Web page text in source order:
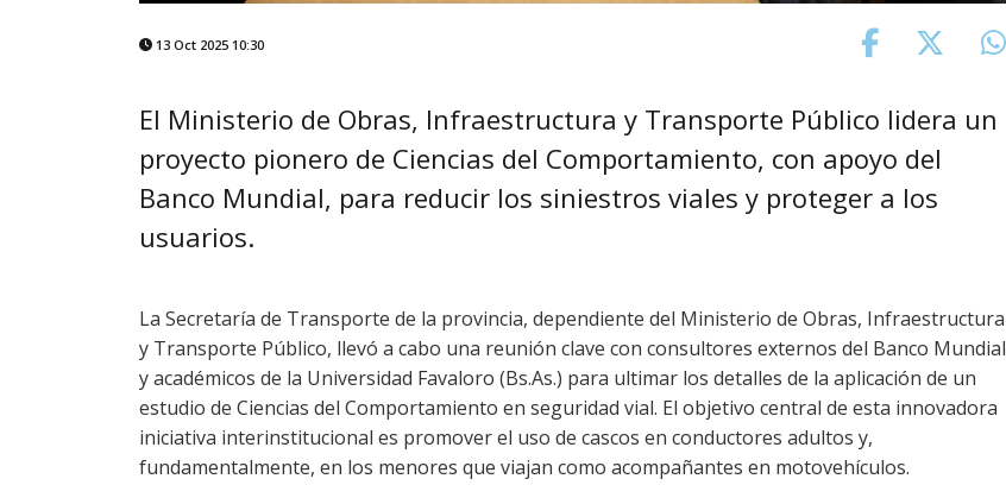
13 Oct 2025 10:30
El Ministerio de Obras, Infraestructura y Transporte Público lidera un
proyecto pionero de Ciencias del Comportamiento, con apoyo del
Banco Mundial, para reducir los siniestros viales y proteger a los
usuarios.
La Secretaría de Transporte de la provincia, dependiente del Ministerio de Obras, Infraestructura
y Transporte Público, llevó a cabo una reunión clave con consultores externos del Banco Mundial
y académicos de la Universidad Favaloro (Bs.As.) para ultimar los detalles de la aplicación de un
estudio de Ciencias del Comportamiento en seguridad vial. El objetivo central de esta innovadora
iniciativa interinstitucional es promover el uso de cascos en conductores adultos y,
fundamentalmente, en los menores que viajan como acompañantes en motovehículos.